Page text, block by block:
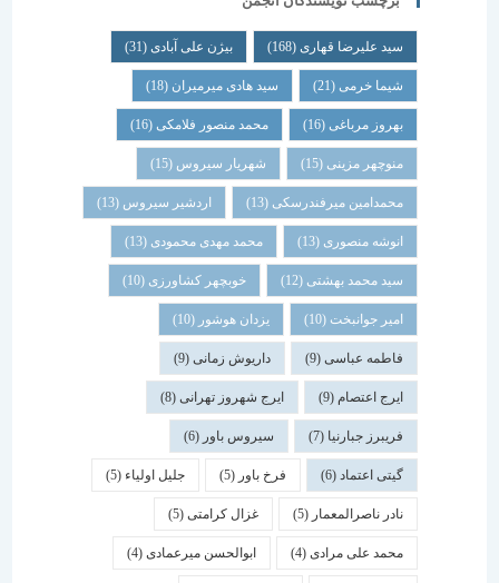
سید علیرضا قهاری(168) بیژن علی آبادی(31)
شیما خرمی(21) سید هادی میرمیران (18)
بهروز مرباغی(16) محمد منصور فلامکی(16)
منوچهر مزینی(15) شهریار سیروس (15)
محمدامین میرفندرسکی(13) اردشیر سیروس (13)
انوشه منصوری(13) محمد مهدی محمودی(13)
سید محمد بهشتی(12) خوبچهر کشاورزی(10)
امیر جوانبخت (10) یزدان هوشور (10)
فاطمه عباسی(9) داریوش زمانی(9)
ایرج اعتصام (9) ایرج شهروز تهرانی (8)
فریبرز جبارنیا(7) سیروس باور(6)
گیتی اعتماد(6) فرخ باور (5) جلیل اولیاء(5)
نادر ناصرالمعمار(5) غزال کرامتی(5)
محمد علی مرادی(4) ابوالحسن میرعمادی(4)